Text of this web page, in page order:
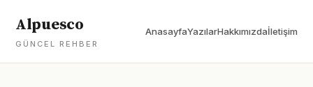
Alpuesco
GÜNCEL REHBER
AnasayfaYazılarHakkımızdaİletişim